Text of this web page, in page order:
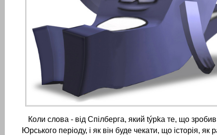
Коли слова - від Спілберга, який týpka те, що
Юрського періоду, і як він буде чекати, що історія, як